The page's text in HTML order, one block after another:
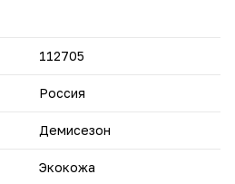
усталость при длительной
комфорт, создавая
112705
Россия
Демисезон
Экокожа